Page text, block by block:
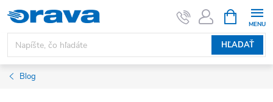
Prejsť na obsah
HĽADAŤ
Blog